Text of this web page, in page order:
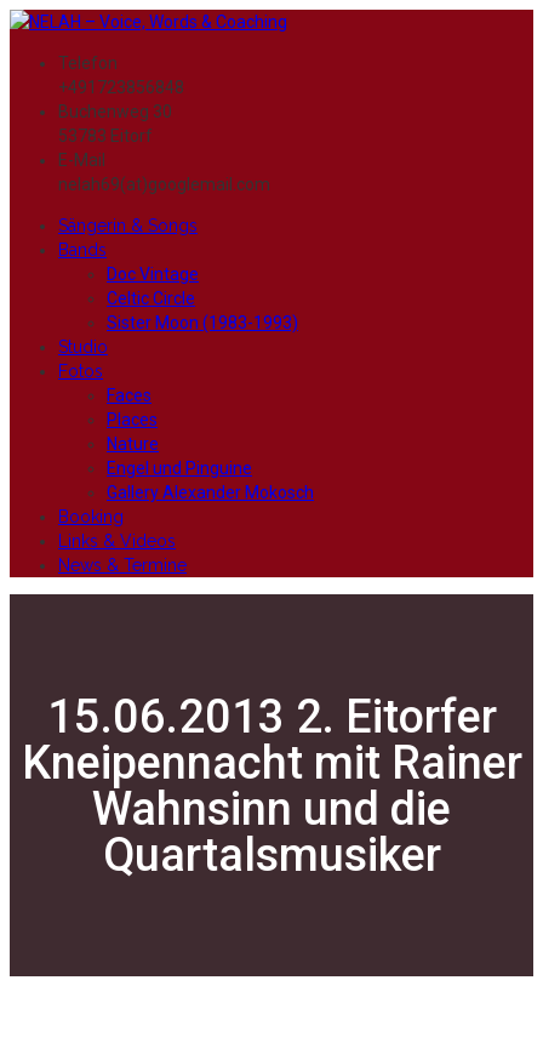
Telefon
+491723856848
Buchenweg 30
53783 Eitorf
E-Mail
nelah69(at)googlemail.com
Sängerin & Songs
Bands
Doc Vintage
Celtic Circle
Sister Moon (1983-1993)
Studio
Fotos
Faces
Places
Nature
Engel und Pinguine
Gallery Alexander Mokosch
Booking
Links & Videos
News & Termine
15.06.2013 2. Eitorfer
Kneipennacht mit Rainer
Wahnsinn und die
Quartalsmusiker